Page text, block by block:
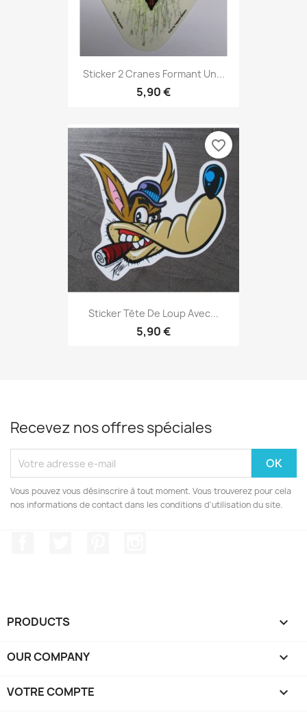
Sticker 2 Cranes Formant Un...
5,90 €
Sticker Tête De Loup Avec...
5,90 €
favorite_border
Recevez nos offres spéciales
Vous pouvez vous désinscrire à tout moment. Vous trouverez pour cela
nos informations de contact dans les conditions d'utilisation du site.
PRODUCTS 
OUR COMPANY 
VOTRE COMPTE 